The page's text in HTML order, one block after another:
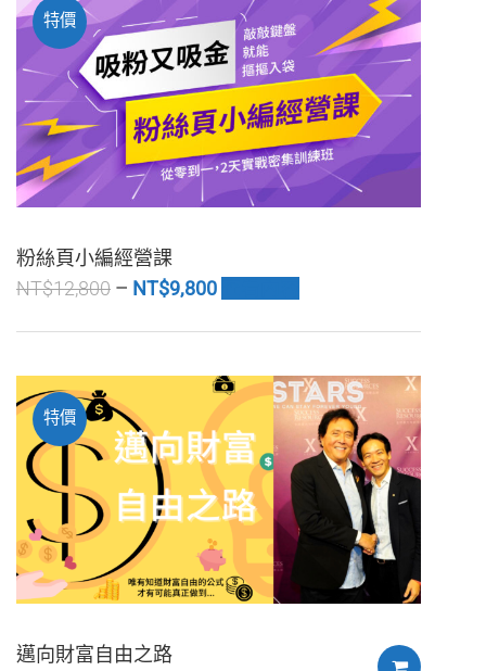
特價
粉絲頁小編經營課
NT$12,800 NT$9,800
特價
邁向財富自由之路